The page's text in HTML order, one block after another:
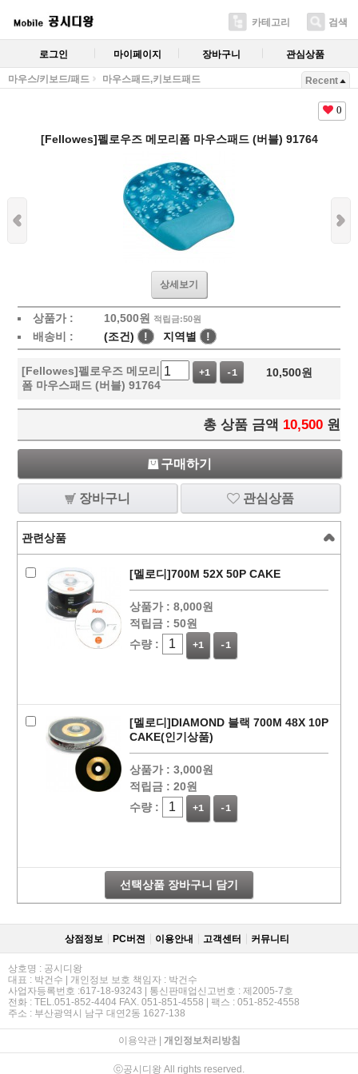
카테고리 검색
로그인 마이페이지 장바구니 관심상품
마우스/키보드/패드 마우스패드,키보드패드 Recent
0
[Fellowes]펠로우즈 메모리폼 마우스패드 (버블) 91764
상세보기
상품가 : 10,500원 적립금:50원
배송비 : (조건) ! 지역별 !
[Fellowes]펠로우즈 메모리
폼 마우스패드 (버블) 91764
+1 -1 10,500원
총 상품 금액 10,500 원
구매하기
장바구니 관심상품
관련상품
[멜로디]700M 52X 50P CAKE
상품가 : 8,000원
적립금 : 50원
수량 :
+1 -1
[멜로디]DIAMOND 블랙 700M 48X 10P
CAKE(인기상품)
상품가 : 3,000원
적립금 : 20원
수량 :
+1 -1
선택상품 장바구니 담기
상점정보 PC버젼 이용안내 고객센터 커뮤니티
상호명 : 공시디왕
대표 : 박건수 | 개인정보 보호 책임자 : 박건수
사업자등록번호 :617-18-93243 | 통신판매업신고번호 : 제2005-7호
전화 : TEL.051-852-4404 FAX. 051-851-4558 | 팩스 : 051-852-4558
주소 : 부산광역시 남구 대연2동 1627-138
이용약관| 개인정보처리방침
ⓒ공시디왕 All rights reserved.